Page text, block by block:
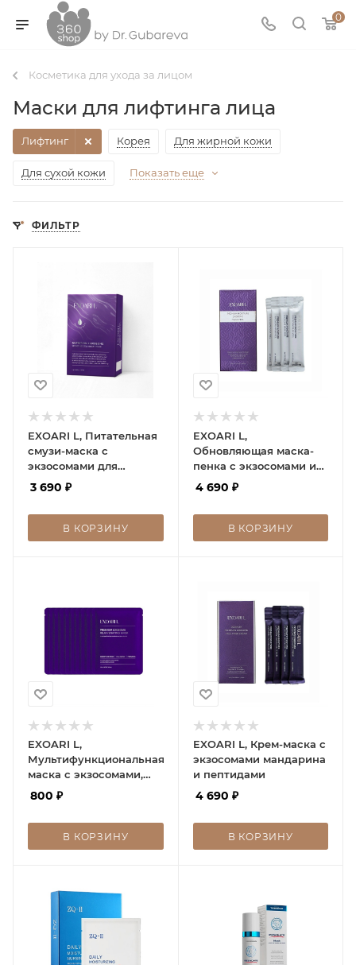
0
Косметика для ухода за лицом
Маски для лифтинга лица
Корея Для жирной кожи
Для сухой кожи
Лифтинг
Показать еще
ФИЛЬТР
EXOARI L, Питательная
смузи-маска с
экзосомами для
восстановления кожи
3 690 ₽
В КОРЗИНУ
EXOARI L,
Обновляющая маска-
пенка с экзосомами и
пептидами
4 690 ₽
В КОРЗИНУ
EXOARI L,
Мультифункциональная
маска с экзосомами,
пептидами и
800 ₽
В КОРЗИНУ
EXOARI L, Крем-маска с
экзосомами мандарина
и пептидами
4 690 ₽
В КОРЗИНУ